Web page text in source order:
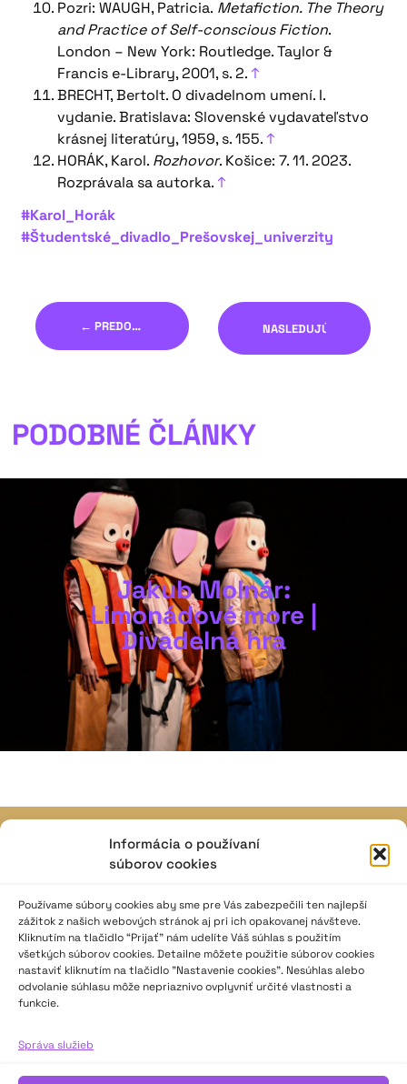
Informácia o používaní
súborov cookies
Používame súbory cookies aby sme pre Vás zabezpečili ten najlepší
zážitok z našich webových stránok aj pri ich opakovanej návšteve.
Kliknutím na tlačidlo “Prijať” nám udelíte Váš súhlas s použitím
všetkých súborov cookies. Detailne môžete použitie súborov cookies
nastaviť kliknutím na tlačidlo "Nastavenie cookies". Nesúhlas alebo
odvolanie súhlasu môže nepriaznivo ovplyvniť určité vlastnosti a
funkcie.
Správa služieb
Pozri: WAUGH, Patricia. Metafiction. The Theory
and Practice of Self-conscious Fiction.
London – New York: Routledge. Taylor &
Francis e-Library, 2001, s. 2. ↑
BRECHT, Bertolt. O divadelnom umení. I.
vydanie. Bratislava: Slovenské vydavateľstvo
krásnej literatúry, 1959, s. 155. ↑
HORÁK, Karol. Rozhovor. Košice: 7. 11. 2023.
Rozprávala sa autorka. ↑
#Karol_Horák
#Študentské_divadlo_Prešovskej_univerzity
← PREDOŠLÝ NASLEDUJÚCI →
PODOBNÉ ČLÁNKY
Jakub Molnár:
Limonádové more |
Divadelná hra
e-mail: javisko.noc@nocka.sk
Nám. SNP č. 12, 812 34 Bratislava 1
Slovenská republika
2023–2025 ©
Logofont by